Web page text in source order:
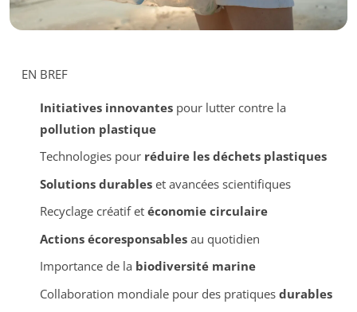
EN BREF
Initiatives innovantespour lutter contre la
pollution plastique
Technologies pour réduire les déchets plastiques
Solutions durableset avancées scientifiques
Recyclage créatif et économie circulaire
Actions écoresponsablesau quotidien
Importance de la biodiversité marine
Collaboration mondiale pour des pratiques durables